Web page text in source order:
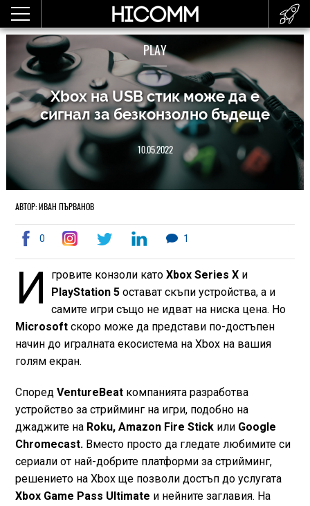
PLAY
Xbox на USB стик може да е
сигнал за безконзолно бъдеще
10.05.2022
АВТОР: ИВАН ПЪРВАНОВ
0 1
И гровите конзоли катоXbox Series X и
PlayStation 5 остават скъпи устройства, а и
самите игри също не идват на ниска цена. Но
Microsoftскоро може да представи по-достъпен
начин до игралната екосистема на Xbox на вашия
голям екран.
Според VentureBeatкомпанията разработва
устройство за стрийминг на игри, подобно на
джаджите на Roku, Amazon Fire Stickили Google
Chromecast.Вместо просто да гледате любимите си
сериали от най-добрите платформи за стрийминг,
решението на Xbox ще позволи достъп до услугата
Xbox Game Pass Ultimate и нейните заглавия. На